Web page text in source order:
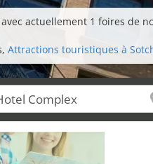
actuellement 1 foires de
Attractions touristiques à